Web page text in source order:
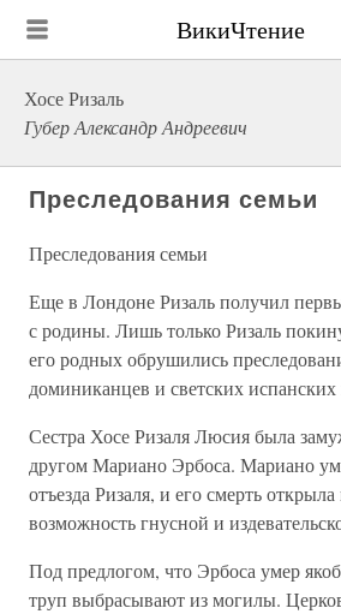
ВикиЧтение
Хосе Ризаль
Губер Александр Андреевич
Преследования семьи
Преследования семьи
Еще в Лондоне Ризаль получил
с родины. Лишь только Ризаль
его родных обрушились
доминиканцев и светских испанских
Сестра Хосе Ризаля Люсия была
другом Мариано Эрбоса. Мариано
отъезда Ризаля, и его смерть
возможность гнусной и
Под предлогом, что Эрбоса умер
труп выбрасывают из могилы.